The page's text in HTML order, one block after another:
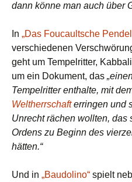
dann könne man auch über
In „Das Foucaultsche
verschiedenen
geht um Tempelritter,
um ein Dokument, das
Tempelritter enthalte, mit
Weltherrschafterringen und
Unrecht rächen wollten, das
Ordens zu Beginn des
hätten.“
Und in „Baudolino“ spielt